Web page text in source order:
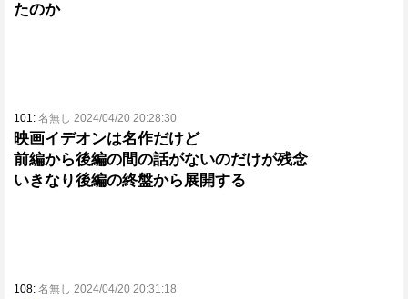
たのか
101: 名無し 2024/04/20 20:28:30
映画イデオンは名作だけど
前編から後編の間の話がないのだけが残念
いきなり後編の終盤から展開する
108: 名無し 2024/04/20 20:31:18